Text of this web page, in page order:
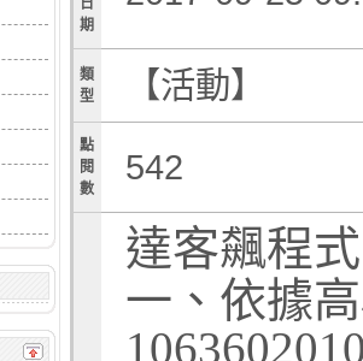
日
期
類
型
【活動】
點
閱
數
542
達客飆程式
一、依據